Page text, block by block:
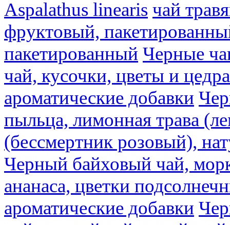
Aspalathus linearis чай
фруктовый,
пакетированный Черные
чай, кусочки, цветы и
ароматические добавки
пыльца, лимонная трава
(бессмертник розовый),
Черный байховый чай,
ананаса, цветки
ароматические добавки